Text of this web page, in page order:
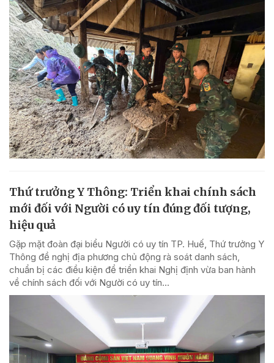
Thứ trưởng Y Thông: Triển khai chính sách
mới đối với Người có uy tín đúng đối tượng,
hiệu quả
Gặp mặt đoàn đại biểu Người có uy tín TP. Huế, Thứ trưởng Y
Thông đề nghị địa phương chủ động rà soát danh sách,
chuẩn bị các điều kiện để triển khai Nghị định vừa ban hành
về chính sách đối với Người có uy tín...